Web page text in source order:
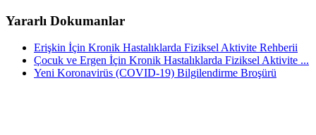
Yararlı Dokumanlar
Erişkin İçin Kronik Hastalıklarda Fiziksel Aktivite Rehberii
Çocuk ve Ergen İçin Kronik Hastalıklarda Fiziksel Aktivite ...
Yeni Koronavirüs (COVID-19) Bilgilendirme Broşürü